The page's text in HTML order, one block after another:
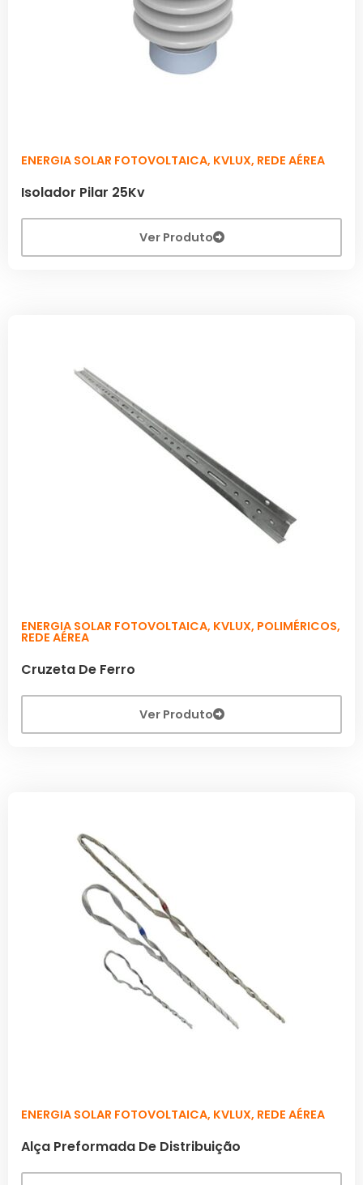
ENERGIA SOLAR FOTOVOLTAICA, KVLUX, REDE AÉREA
Isolador Pilar 25Kv
Ver Produto
ENERGIA SOLAR FOTOVOLTAICA, KVLUX, POLIMÉRICOS,
REDE AÉREA
Cruzeta De Ferro
Ver Produto
ENERGIA SOLAR FOTOVOLTAICA, KVLUX, REDE AÉREA
Alça Preformada De Distribuição